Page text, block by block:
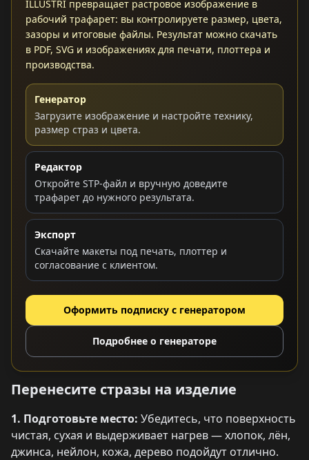
ILLUSTRI превращает растровое изображение в
рабочий трафарет: вы контролируете размер, цвета,
зазоры и итоговые файлы. Результат можно скачать
в PDF, SVG и изображениях для печати, плоттера и
производства.
Генератор
Загрузите изображение и настройте технику,
размер страз и цвета.
Редактор
Откройте STP-файл и вручную доведите
трафарет до нужного результата.
Экспорт
Скачайте макеты под печать, плоттер и
согласование с клиентом.
Оформить подписку с генератором
Подробнее о генераторе
Перенесите стразы на изделие
1. Подготовьте место: Убедитесь, что поверхность
чистая, сухая и выдерживает нагрев — хлопок, лён,
джинса, нейлон, кожа, дерево подойдут отлично.